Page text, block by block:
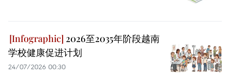
2026至2035年阶段越南
学校健康促进计划
24/07/2026 00:30